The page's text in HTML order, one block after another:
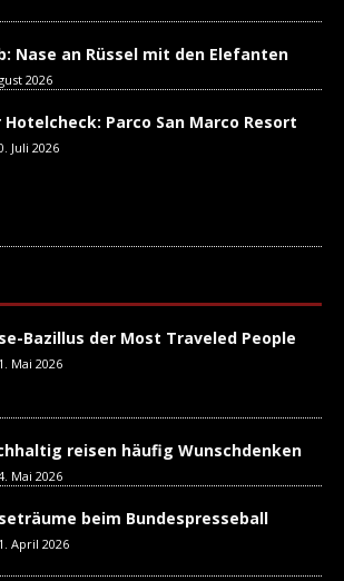
Nase an Rüssel mit den Elefanten
2026
Hotelcheck: Parco San Marco Resort
Juli 2026
Bazillus der Most Traveled People
Mai 2026
reisen häufig Wunschdenken
Mai 2026
beim Bundespresseball
April 2026